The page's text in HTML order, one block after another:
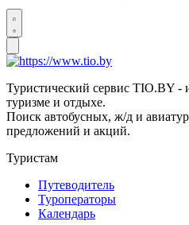
Туристический сервис TIO.BY
туризме и отдыхе.
Поиск автобусных, ж/д и
предложений и акций.
Туристам
Путеводитель
Туроператоры
Календарь